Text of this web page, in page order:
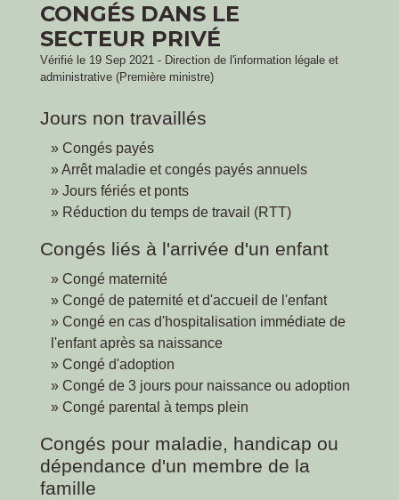
CONGÉS DANS LE
SECTEUR PRIVÉ
Vérifié le 19 Sep 2021 - Direction de l'information légale et
administrative (Première ministre)
Jours non travaillés
Congés payés
Arrêt maladie et congés payés annuels
Jours fériés et ponts
Réduction du temps de travail (RTT)
Congés liés à l'arrivée d'un enfant
Congé maternité
Congé de paternité et d'accueil de l'enfant
Congé en cas d'hospitalisation immédiate de
l'enfant après sa naissance
Congé d'adoption
Congé de 3 jours pour naissance ou adoption
Congé parental à temps plein
Congés pour maladie, handicap ou
dépendance d'un membre de la
famille